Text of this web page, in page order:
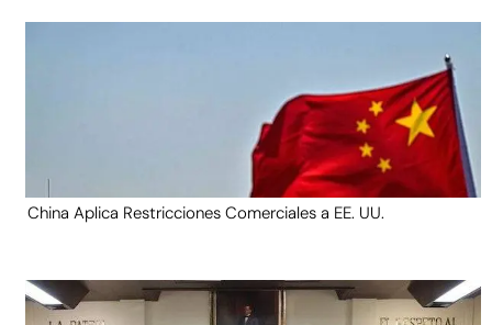
China Aplica Restricciones Comerciales a EE. UU.